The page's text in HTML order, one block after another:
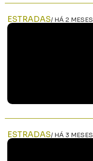
ESTRADAS/ HÁ 2 MESES
ESTRADAS/ HÁ 3 MESES